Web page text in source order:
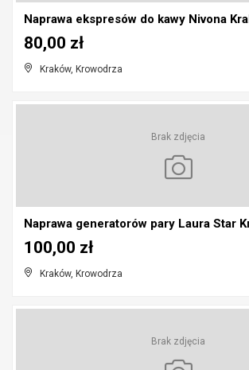
Naprawa ekspresów do kawy Nivona
Kraków, Krowodrza
80,00 zł
Brak zdjęcia
Naprawa generatorów pary Laura Star
Kraków, Krowodrza
100,00 zł
Brak zdjęcia